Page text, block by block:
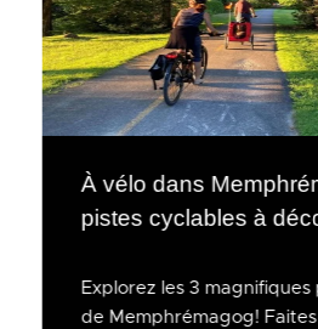
À vélo dans
pistes cyclables à
Explorez les 3 magnifiques
de Memphrémagog!